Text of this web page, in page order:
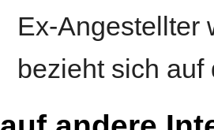
Ex-Angestellter
bezieht sich